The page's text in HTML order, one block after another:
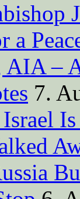
AIA –
7.
Israel